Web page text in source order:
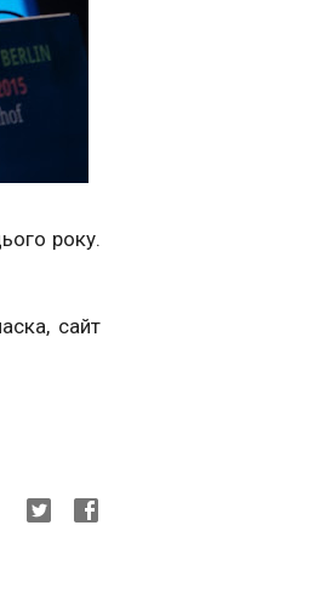
року.
сайт